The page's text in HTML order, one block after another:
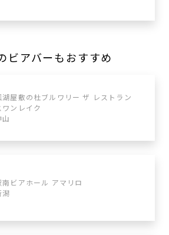
ビアバーもおすすめ
湖屋敷の杜ブルワリー ザ レストラン
ワンレイク
山
南ビアホール アマリロ
潟